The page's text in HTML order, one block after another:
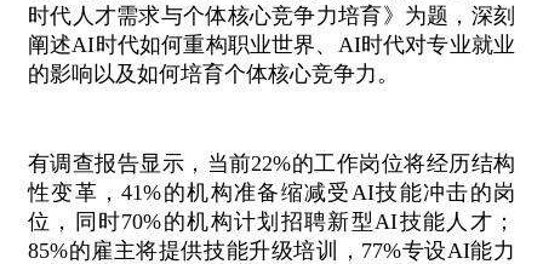
时代人才需求与个体核心竞争力培育》为题，深刻
阐述AI时代如何重构职业世界、AI时代对专业就业
的影响以及如何培育个体核心竞争力。
有调查报告显示，当前22%的工作岗位将经历结构
性变革，41%的机构准备缩减受AI技能冲击的岗
位，同时70%的机构计划招聘新型AI技能人才；
85%的雇主将提供技能升级培训，77%专设AI能力